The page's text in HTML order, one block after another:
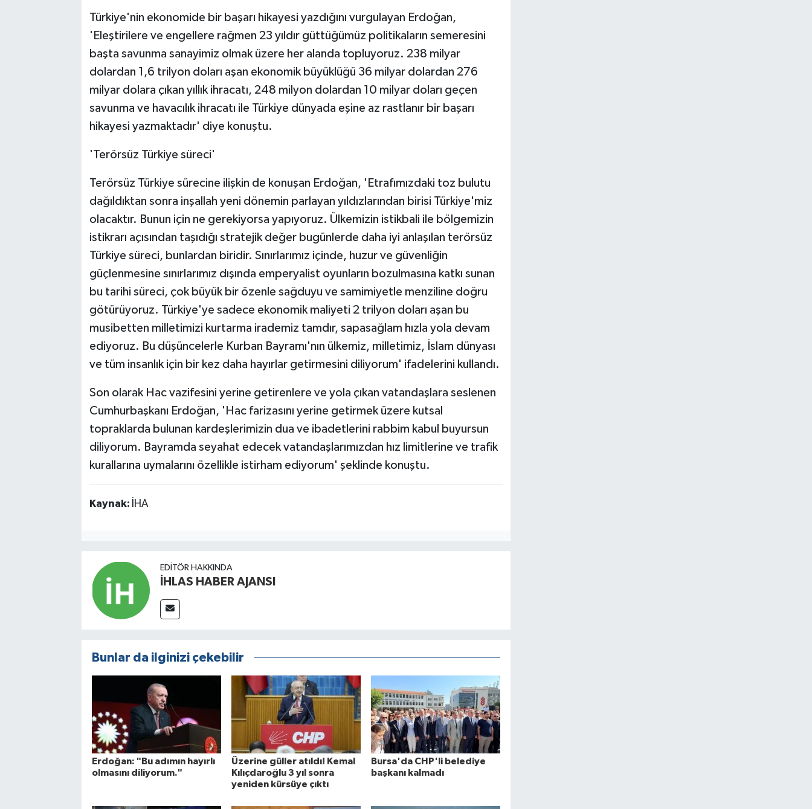
Türkiye'nin ekonomide bir başarı hikayesi yazdığını vurgulayan Erdoğan,
'Eleştirilere ve engellere rağmen 23 yıldır güttüğümüz politikaların semeresini
başta savunma sanayimiz olmak üzere her alanda topluyoruz. 238 milyar
dolardan 1,6 trilyon doları aşan ekonomik büyüklüğü 36 milyar dolardan 276
milyar dolara çıkan yıllık ihracatı, 248 milyon dolardan 10 milyar doları geçen
savunma ve havacılık ihracatı ile Türkiye dünyada eşine az rastlanır bir başarı
hikayesi yazmaktadır' diye konuştu.
'Terörsüz Türkiye süreci'
Terörsüz Türkiye sürecine ilişkin de konuşan Erdoğan, 'Etrafımızdaki toz bulutu
dağıldıktan sonra inşallah yeni dönemin parlayan yıldızlarından birisi Türkiye'miz
olacaktır. Bunun için ne gerekiyorsa yapıyoruz. Ülkemizin istikbali ile bölgemizin
istikrarı açısından taşıdığı stratejik değer bugünlerde daha iyi anlaşılan terörsüz
Türkiye süreci, bunlardan biridir. Sınırlarımız içinde, huzur ve güvenliğin
güçlenmesine sınırlarımız dışında emperyalist oyunların bozulmasına katkı sunan
bu tarihi süreci, çok büyük bir özenle sağduyu ve samimiyetle menziline doğru
götürüyoruz. Türkiye'ye sadece ekonomik maliyeti 2 trilyon doları aşan bu
musibetten milletimizi kurtarma irademiz tamdır, sapasağlam hızla yola devam
ediyoruz. Bu düşüncelerle Kurban Bayramı'nın ülkemiz, milletimiz, İslam dünyası
ve tüm insanlık için bir kez daha hayırlar getirmesini diliyorum' ifadelerini kullandı.
Son olarak Hac vazifesini yerine getirenlere ve yola çıkan vatandaşlara seslenen
Cumhurbaşkanı Erdoğan, 'Hac farizasını yerine getirmek üzere kutsal
topraklarda bulunan kardeşlerimizin dua ve ibadetlerini rabbim kabul buyursun
diliyorum. Bayramda seyahat edecek vatandaşlarımızdan hız limitlerine ve trafik
kurallarına uymalarını özellikle istirham ediyorum' şeklinde konuştu.
Kaynak: İHA
EDITÖR HAKKINDA
İHLAS HABER AJANSI
Bunlar da ilginizi çekebilir
Erdoğan: "Bu adımın hayırlı
olmasını diliyorum."
Üzerine güller atıldı! Kemal
Kılıçdaroğlu 3 yıl sonra
yeniden kürsüye çıktı
Bursa'da CHP'li belediye
başkanı kalmadı